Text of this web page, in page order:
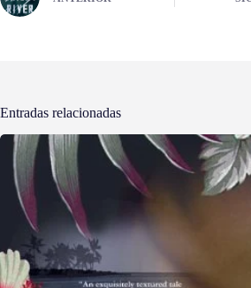
Entradas relacionadas